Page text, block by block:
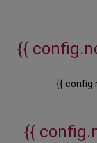
{{
{{
{{